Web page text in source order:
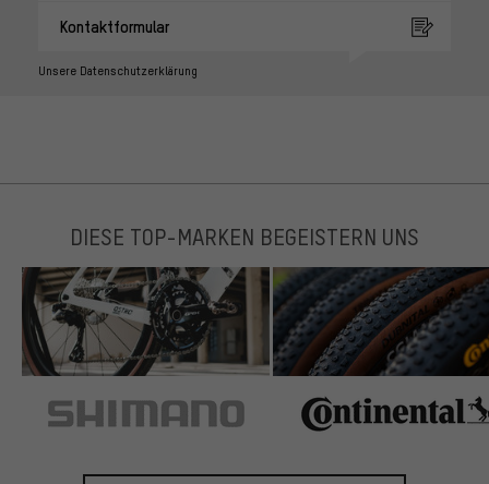
Kontaktformular
Unsere Datenschutzerklärung
DIESE TOP-MARKEN BEGEISTERN UNS